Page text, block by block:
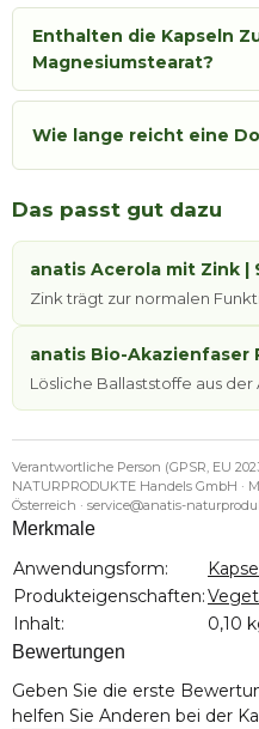
Enthalten die Kapseln
Magnesiumstearat?
Wie lange reicht eine
Das passt gut dazu
anatis Acerola mit Zink |
Zink trägt zur normalen
anatis Bio-Akazienfaser
Lösliche Ballaststoffe aus
Verantwortliche Person (GPSR, EU
NATURPRODUKTE Handels GmbH ·
Österreich · service@anatis-
Merkmale
Produkteigenschaft
Wert
Anwendungsform:
Produkteigenschaften:
Inhalt:
0,10
Bewertungen
Geben Sie die erste
helfen Sie Anderen bei der